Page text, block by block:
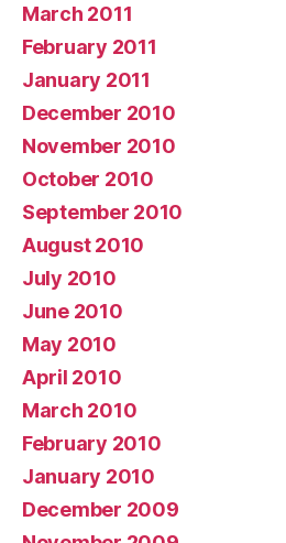
March 2011
February 2011
January 2011
December 2010
November 2010
October 2010
September 2010
August 2010
July 2010
June 2010
May 2010
April 2010
March 2010
February 2010
January 2010
December 2009